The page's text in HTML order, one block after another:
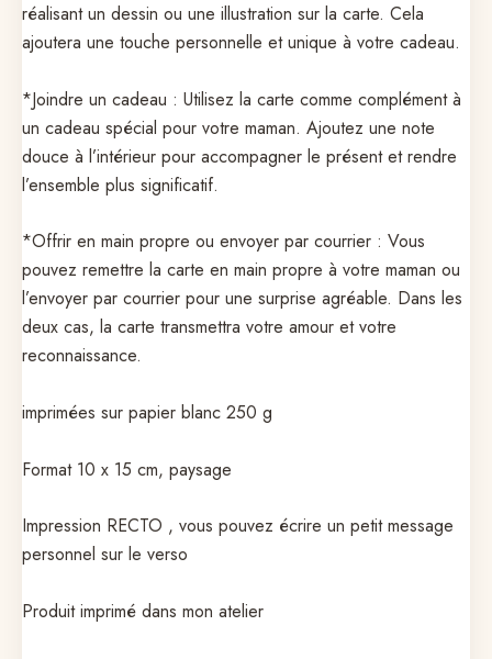
réalisant un dessin ou une illustration sur la carte. Cela
ajoutera une touche personnelle et unique à votre cadeau.
*Joindre un cadeau : Utilisez la carte comme complément à
un cadeau spécial pour votre maman. Ajoutez une note
douce à l’intérieur pour accompagner le présent et rendre
l’ensemble plus significatif.
*Offrir en main propre ou envoyer par courrier : Vous
pouvez remettre la carte en main propre à votre maman ou
l’envoyer par courrier pour une surprise agréable. Dans les
deux cas, la carte transmettra votre amour et votre
reconnaissance.
imprimées sur papier blanc 250 g
Format 10 x 15 cm, paysage
Impression RECTO , vous pouvez écrire un petit message
personnel sur le verso
Produit imprimé dans mon atelier